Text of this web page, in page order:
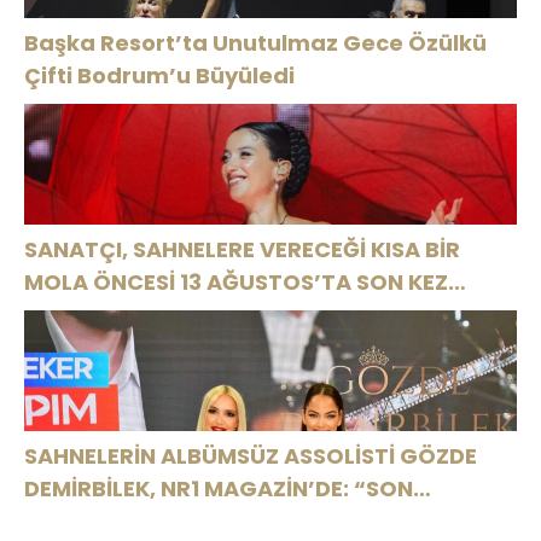
Başka Resort’ta Unutulmaz Gece Özülkü
Çifti Bodrum’u Büyüledi
SANATÇI, SAHNELERE VERECEĞİ KISA BİR
MOLA ÖNCESİ 13 AĞUSTOS’TA SON KEZ
HARBİYE’DE OLACAK!
SAHNELERİN ALBÜMSÜZ ASSOLİSTİ GÖZDE
DEMİRBİLEK, NR1 MAGAZİN’DE: “SON